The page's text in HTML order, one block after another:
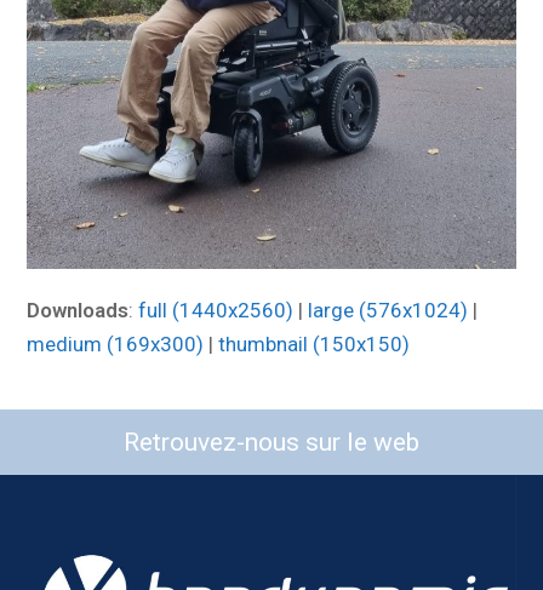
Downloads:full (1440x2560) | large (576x1024) |
medium (169x300) |thumbnail (150x150)
Retrouvez-nous sur le web